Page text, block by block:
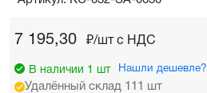
7 195,30 ₽/шт c НДС
В наличии 1 шт Нашли дешевле?
Удалённый склад 111 шт